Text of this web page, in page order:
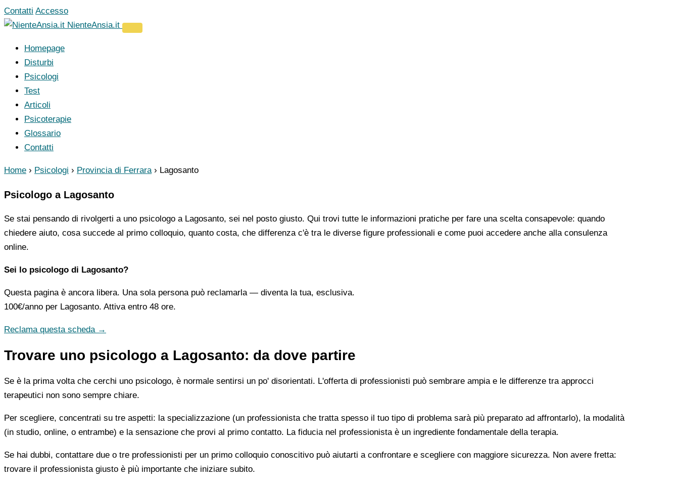
Vai
al
Contatti Accesso
NienteAnsia.it
Homepage
Disturbi
Psicologi
Test
Articoli
Psicoterapie
Glossario
Contatti
Home › Psicologi › Provincia di Ferrara › Lagosanto
Psicologo a Lagosanto
Se stai pensando di rivolgerti a uno psicologo a Lagosanto, sei nel posto giusto. Qui trovi tutte le informazioni pratiche per fare una scelta consapevole: quando
chiedere aiuto, cosa succede al primo colloquio, quanto costa, che differenza c'è tra le diverse figure professionali e come puoi accedere anche alla consulenza
online.
Sei lo psicologo di Lagosanto?
Questa pagina è ancora libera. Una sola persona può reclamarla — diventa la tua, esclusiva.
100€/anno per Lagosanto. Attiva entro 48 ore.
Reclama questa scheda →
Trovare uno psicologo a Lagosanto: da dove partire
Se è la prima volta che cerchi uno psicologo, è normale sentirsi un po' disorientati. L'offerta di professionisti può sembrare ampia e le differenze tra approcci
terapeutici non sono sempre chiare.
Per scegliere, concentrati su tre aspetti: la specializzazione (un professionista che tratta spesso il tuo tipo di problema sarà più preparato ad affrontarlo), la modalità
(in studio, online, o entrambe) e la sensazione che provi al primo contatto. La fiducia nel professionista è un ingrediente fondamentale della terapia.
Se hai dubbi, contattare due o tre professionisti per un primo colloquio conoscitivo può aiutarti a confrontare e scegliere con maggiore sicurezza. Non avere fretta:
trovare il professionista giusto è più importante che iniziare subito.